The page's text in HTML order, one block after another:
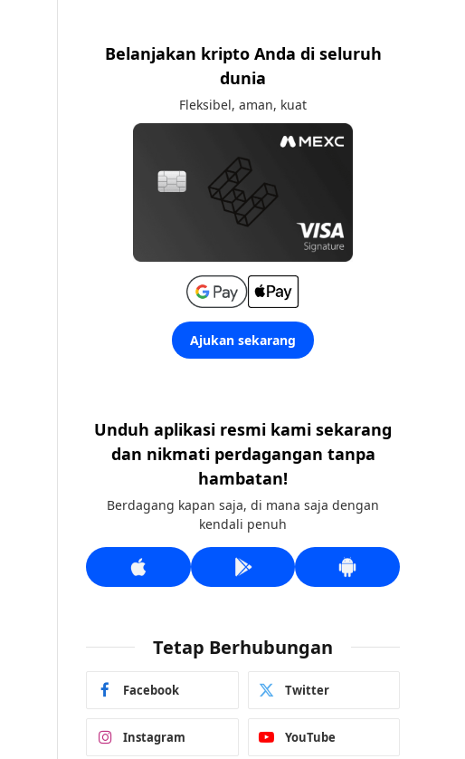
Belanjakan kripto Anda di seluruh
dunia
Fleksibel, aman, kuat
Ajukan sekarang
Unduh aplikasi resmi kami sekarang
dan nikmati perdagangan tanpa
hambatan!
Berdagang kapan saja, di mana saja dengan
kendali penuh
Tetap Berhubungan
Facebook Twitter
Instagram YouTube